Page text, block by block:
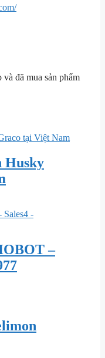
đã mua sản phẩm
Husky
–